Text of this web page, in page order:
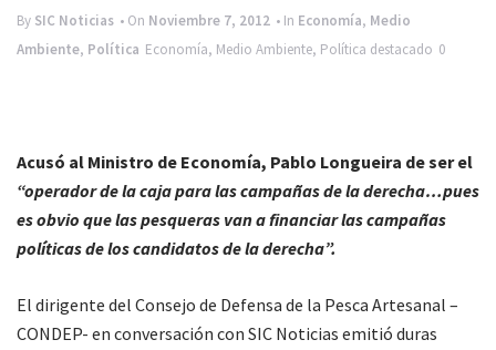
t
i
By SIC Noticias • On Noviembre 7, 2012 • In Economía, Medio
Ambiente, Política Economía, Medio Ambiente, Política destacado 0
Acusó al Ministro de Economía, Pablo Longueira de ser el
“operador de la caja para las campañas de la derecha…pues
es obvio que las pesqueras van a financiar las campañas
políticas de los candidatos de la derecha”.
El dirigente del Consejo de Defensa de la Pesca Artesanal –
CONDEP- en conversación con SIC Noticias emitió duras